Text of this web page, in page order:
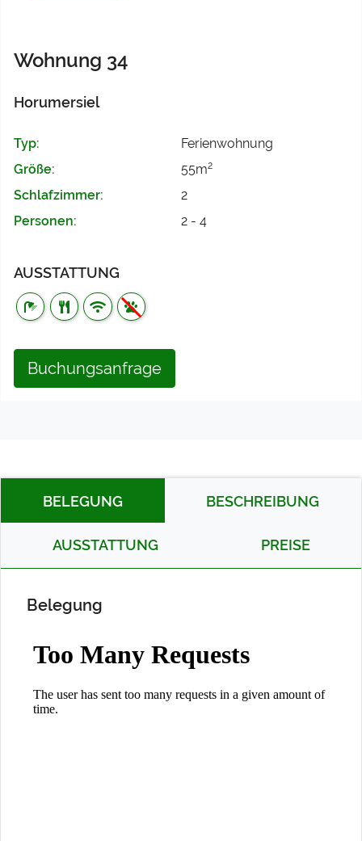
Wohnung 34
Horumersiel
Typ:
Ferienwohnung
Größe:
55m2
Schlafzimmer:
2
Personen:
2 - 4
AUSSTATTUNG
Buchungsanfrage
BELEGUNG BESCHREIBUNG
AUSSTATTUNG PREISE
Belegung